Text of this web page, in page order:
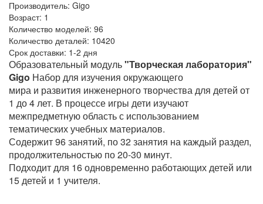
Производитель: Gigo
Возраст: 1
Количество моделей: 96
Количество деталей: 10420
Срок доставки: 1-2 дня
Образовательный модуль"Творческая лаборатория"
Gigo Набор для изучения окружающего
мира и развития инженерного творчества для детей от
1 до 4 лет. В процессе игры дети изучают
межпредметную область с использованием
тематических учебных материалов.
Содержит 96 занятий, по 32 занятия на каждый раздел,
продолжительностью по 20-30 минут.
Подходит для 16 одновременно работающих детей или
15 детей и 1 учителя.